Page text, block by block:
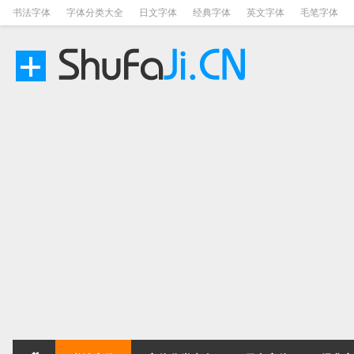
书法字体 字体分类大全 日文字体 经典字体 英文字体 毛笔字体